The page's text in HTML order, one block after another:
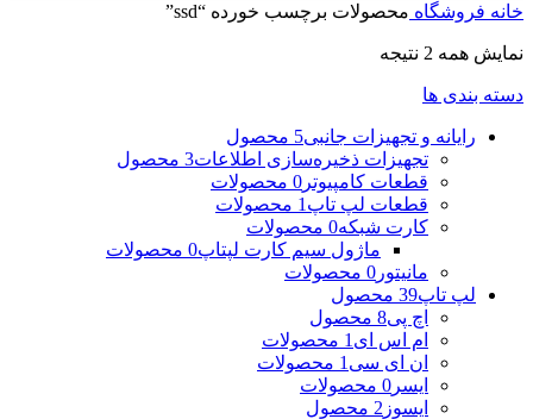
خانه فروشگاه محصولات برچسب خورده “ssd”
نمایش همه 2 نتیجه
دسته بندی ها
رایانه و تجهیزات جانبی5 محصول
تجهیزات ذخیره‌سازی اطلاعات3 محصول
قطعات کامپیوتر 0 محصولات
قطعات لپ تاپ 1 محصولات
کارت شبکه0 محصولات
ماژول سیم کارت لپتاپ0 محصولات
مانیتور 0 محصولات
لپ تاپ39 محصول
اچ پی8 محصول
ام اس ای 1 محصولات
ان ای سی 1 محصولات
ایسر 0 محصولات
ایسوز 2 محصول